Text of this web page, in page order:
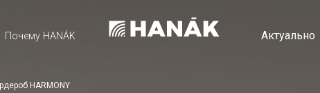
Почему HANÁK Актуально
HARMONY